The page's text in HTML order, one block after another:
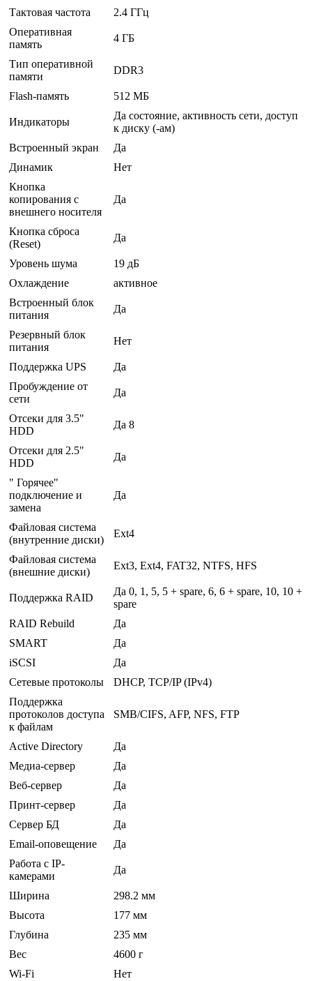
Тактовая частота
2.4 ГГц
Оперативная
память
4 ГБ
Тип оперативной
памяти
DDR3
Flash-память 512 МБ
Индикаторы
Да состояние, активность сети, доступ
к диску (-ам)
Встроенный экран
Да
Динамик
Нет
Кнопка
копирования с
внешнего носителя
Да
Кнопка сброса
(Reset)
Да
Уровень шума
19 дБ
Охлаждение
активное
Встроенный блок
питания
Да
Резервный блок
питания
Нет
Поддержка UPS
Да
Пробуждение от
сети
Да
Отсеки для 3.5"
HDD
Да 8
Отсеки для 2.5"
HDD
Да
" Горячее"
подключение и
замена
Да
Файловая система
(внутренние диски)
Ext4
Файловая система
(внешние диски)
Ext3, Ext4, FAT32, NTFS, HFS
Поддержка RAID
Да 0, 1, 5, 5 + spare, 6, 6 + spare, 10, 10 +
spare
RAID Rebuild
Да
SMART
Да
iSCSI
Да
Сетевые протоколы
DHCP, TCP/IP (IPv4)
Поддержка
протоколов доступа
к файлам
SMB/CIFS, AFP, NFS, FTP
Active Directory
Да
Медиа-сервер
Да
Веб-сервер
Да
Принт-сервер
Да
Сервер БД
Да
Email-оповещение
Да
Работа с IP-
камерами
Да
Ширина
298.2 мм
Высота
177 мм
Глубина
235 мм
Вес
4600 г
Wi-Fi
Нет